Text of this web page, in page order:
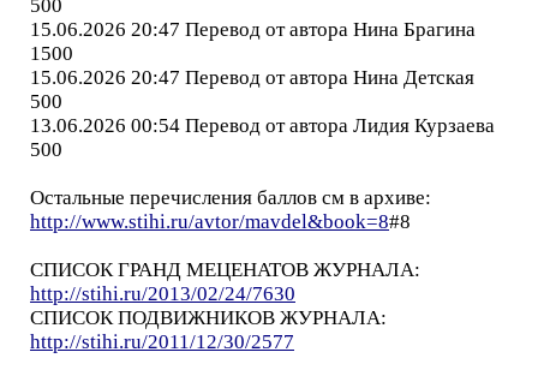
500
15.06.2026 20:47 Перевод от автора Нина Брагина
1500
15.06.2026 20:47 Перевод от автора Нина Детская
500
13.06.2026 00:54 Перевод от автора Лидия Курзаева
500
Остальные перечисления баллов см в архиве:
http://www.stihi.ru/avtor/mavdel&book=8#8
СПИСОК ГРАНД МЕЦЕНАТОВ ЖУРНАЛА:
http://stihi.ru/2013/02/24/7630
СПИСОК ПОДВИЖНИКОВ ЖУРНАЛА:
http://stihi.ru/2011/12/30/2577